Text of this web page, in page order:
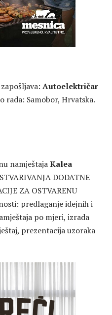
zapošljava: Autoelektričar
rada: Samobor, Hrvatska.
namještajaKalea
DODATNE
ZA OSTVARENU
predlaganje idejnih i
po mjeri, izrada
prezentacija uzoraka